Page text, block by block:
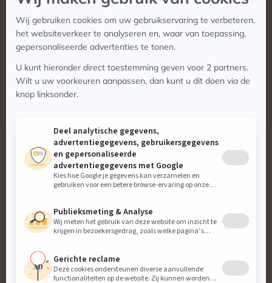
Contact
Vragen? Bekijk de contactpagina
Stuur ons een e-mail:
info@zaterdagmatinee.nl
Privacyverklaring